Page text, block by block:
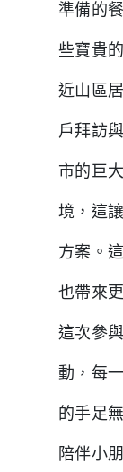
準備的
些寶貴
近山區
戶拜訪
市的巨
境，這
方案。
也帶來
這次參
動，每
的手足
陪伴小